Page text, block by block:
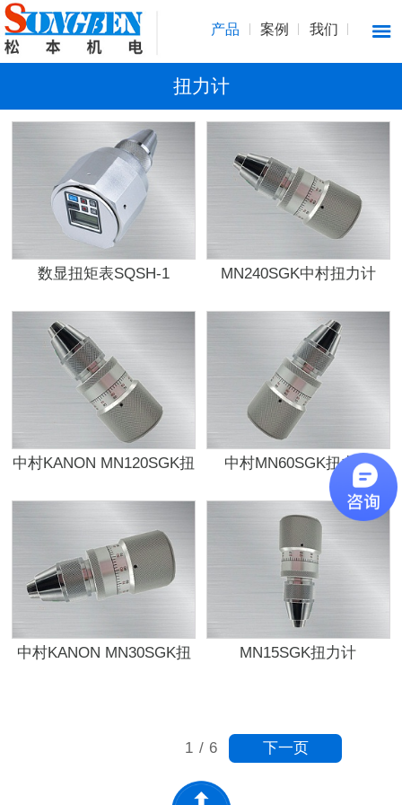
产品 案例 我们
扭力计
数显扭矩表SQSH-1 MN240SGK中村扭力计
中村KANON MN120SGK扭
中村MN60SGK扭力计
中村KANON MN30SGK扭
MN15SGK扭力计
1 / 6 下一页